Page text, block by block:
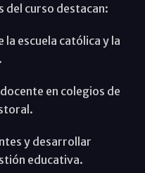
del curso destacan:
escuela católica y la
en colegios de
y desarrollar
educativa.